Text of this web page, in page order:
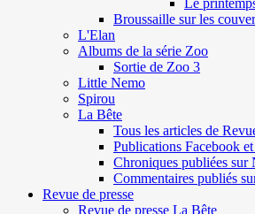
Broussaille sur les
L'Elan
Albums de la série Zoo
Sortie de Zoo 3
Little Nemo
Spirou
La Bête
Tous les articles de
Publications Facebook
Chroniques publiées sur
Commentaires publiés
Revue de presse
Revue de presse La Bête